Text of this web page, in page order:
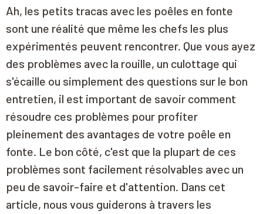
Ah, les petits tracas avec les poêles en fonte
sont une réalité que même les chefs les plus
expérimentés peuvent rencontrer. Que vous ayez
des problèmes avec la rouille, un culottage qui
s'écaille ou simplement des questions sur le bon
entretien, il est important de savoir comment
résoudre ces problèmes pour profiter
pleinement des avantages de votre poêle en
fonte. Le bon côté, c'est que la plupart de ces
problèmes sont facilement résolvables avec un
peu de savoir-faire et d'attention. Dans cet
article, nous vous guiderons à travers les